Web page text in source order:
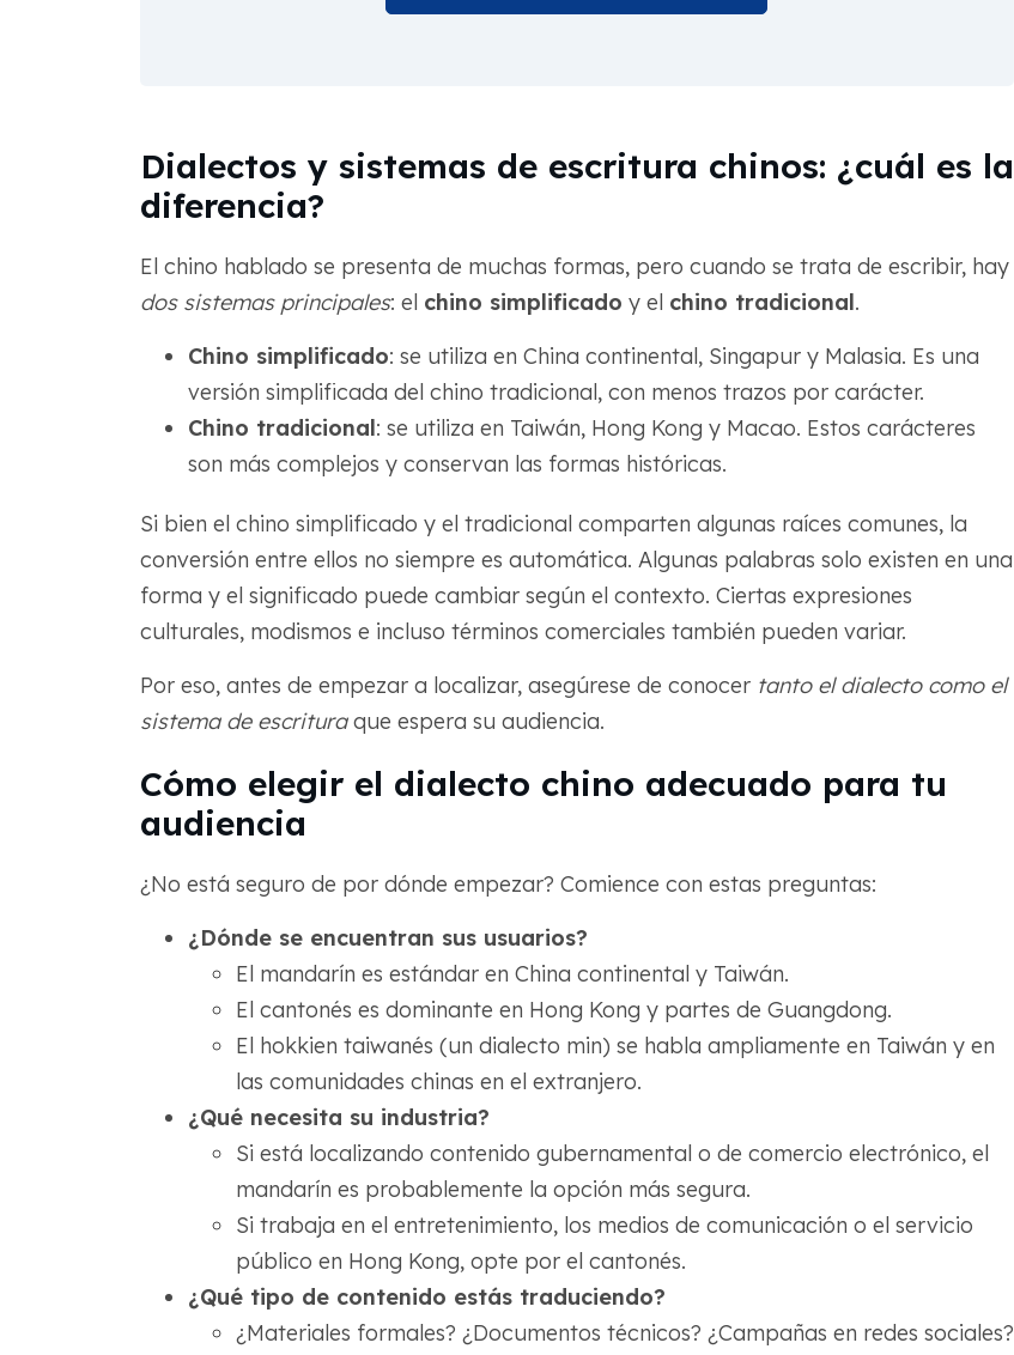
Dialectos y sistemas de escritura chinos: ¿cuál es la
diferencia?
El chino hablado se presenta de muchas formas, pero cuando se trata de escribir, hay
dos sistemas principales: el chino simplificado y el chino tradicional.
Chino simplificado: se utiliza en China continental, Singapur y Malasia. Es una
versión simplificada del chino tradicional, con menos trazos por carácter.
Chino tradicional: se utiliza en Taiwán, Hong Kong y Macao. Estos carácteres
son más complejos y conservan las formas históricas.
Si bien el chino simplificado y el tradicional comparten algunas raíces comunes, la
conversión entre ellos no siempre es automática. Algunas palabras solo existen en una
forma y el significado puede cambiar según el contexto. Ciertas expresiones
culturales, modismos e incluso términos comerciales también pueden variar.
Por eso, antes de empezar a localizar, asegúrese de conocer tanto el dialecto como el
sistema de escrituraque espera su audiencia.
Cómo elegir el dialecto chino adecuado para tu
audiencia
¿No está seguro de por dónde empezar? Comience con estas preguntas:
¿Dónde se encuentran sus usuarios?
El mandarín es estándar en China continental y Taiwán.
El cantonés es dominante en Hong Kong y partes de Guangdong.
El hokkien taiwanés (un dialecto min) se habla ampliamente en Taiwán y en
las comunidades chinas en el extranjero.
¿Qué necesita su industria?
Si está localizando contenido gubernamental o de comercio electrónico, el
mandarín es probablemente la opción más segura.
Si trabaja en el entretenimiento, los medios de comunicación o el servicio
público en Hong Kong, opte por el cantonés.
¿Qué tipo de contenido estás traduciendo?
¿Materiales formales? ¿Documentos técnicos? ¿Campañas en redes sociales?